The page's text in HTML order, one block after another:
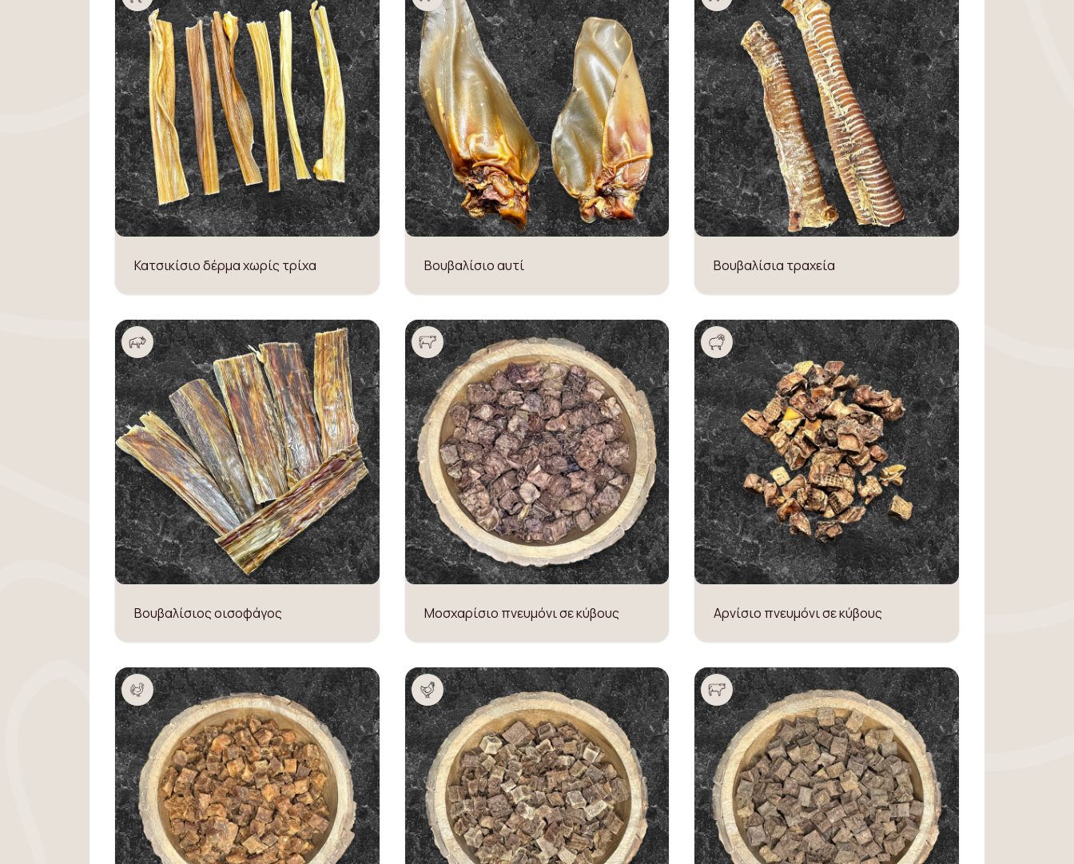
Κατσικίσιο δέρμα χωρίς τρίχα Βουβαλίσιο αυτί Βουβαλίσια τραχεία
Βουβαλίσιος οισοφάγος Μοσχαρίσιο πνευμόνι σε κύβους Αρνίσιο πνευμόνι σε κύβους